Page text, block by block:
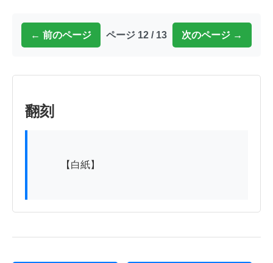
← 前のページ ページ 12 / 13 次のページ →
翻刻